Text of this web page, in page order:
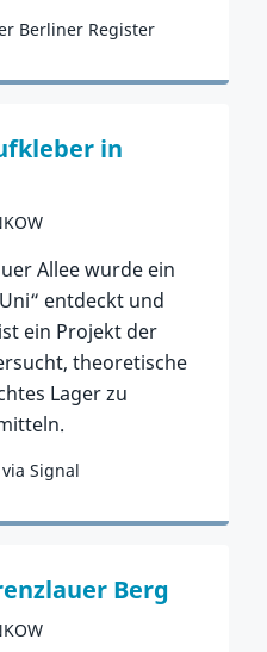
Berliner Register
in
Allee wurde ein
entdeckt und
ein Projekt der
theoretische
Lager zu
Signal
Berg